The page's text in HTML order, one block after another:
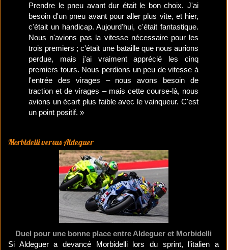
Prendre le pneu avant dur était le bon choix. J'ai
besoin d'un pneu avant pour aller plus vite, et hier,
c'était un handicap. Aujourd'hui, c'était fantastique.
Nous n'avions pas la vitesse nécessaire pour les
trois premiers ; c'était une bataille que nous aurions
perdue, mais j'ai vraiment apprécié les cinq
premiers tours. Nous perdions un peu de vitesse à
l'entrée des virages – nous avons besoin de
traction et de virages – mais cette course-là, nous
avions un écart plus faible avec le vainqueur. C'est
un point positif. »
Morbidelli versus Aldeguer
Duel pour une bonne place entre Aldeguer et Morbidelli
Si Aldeguer a devancé Morbidelli lors du sprint, l'italien a